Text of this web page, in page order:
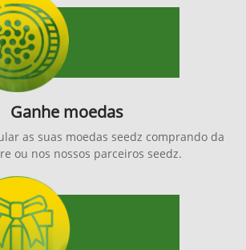
Ganhe moedas
as suas moedas seedz comprando da
ou nos nossos parceiros seedz.